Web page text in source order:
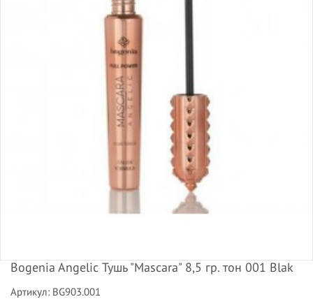
Bogenia Angelic Тушь "Mascara" 8,5 гр. тон 001 Blak
Артикул: BG903.001